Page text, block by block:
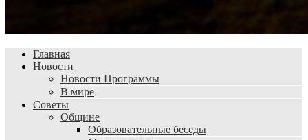
Главная
Новости
Новости Программы
В мире
Советы
Общине
Образовательные беседы